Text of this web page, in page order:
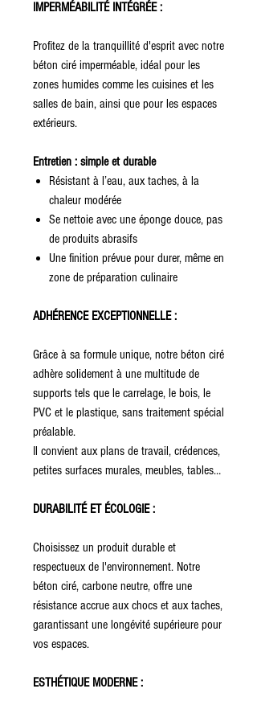
IMPERMÉABILITÉ INTÉGRÉE :
Profitez de la tranquillité d'esprit avec notre
béton ciré imperméable, idéal pour les
zones humides comme les cuisines et les
salles de bain, ainsi que pour les espaces
extérieurs.
Entretien : simple et durable
Résistant à l’eau, aux taches, à la
chaleur modérée
Se nettoie avec une éponge douce, pas
de produits abrasifs
Une finition prévue pour durer, même en
zone de préparation culinaire
ADHÉRENCE EXCEPTIONNELLE :
Grâce à sa formule unique, notre béton ciré
adhère solidement à une multitude de
supports tels que le carrelage, le bois, le
PVC et le plastique, sans traitement spécial
préalable.
Il convient aux plans de travail, crédences,
petites surfaces murales, meubles, tables…
DURABILITÉ ET ÉCOLOGIE :
Choisissez un produit durable et
respectueux de l'environnement. Notre
béton ciré, carbone neutre, offre une
résistance accrue aux chocs et aux taches,
garantissant une longévité supérieure pour
vos espaces.
ESTHÉTIQUE MODERNE :